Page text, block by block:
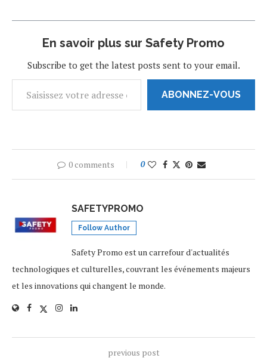
En savoir plus sur Safety Promo
Subscribe to get the latest posts sent to your email.
ABONNEZ-VOUS
0 comments 0
SAFETYPROMO
Follow Author
Safety Promo est un carrefour d'actualités
technologiques et culturelles, couvrant les événements majeurs
et les innovations qui changent le monde.
previous post